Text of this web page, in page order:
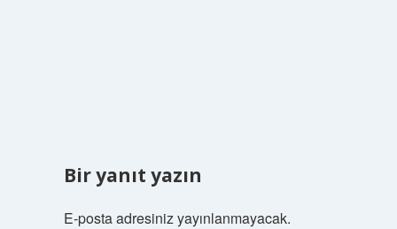
Bir yanıt yazın
E-posta adresiniz yayınlanmayacak.